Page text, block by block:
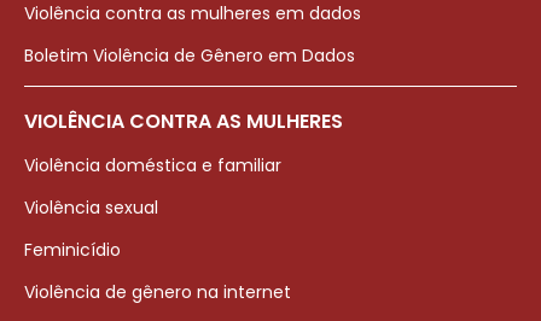
Violência contra as mulheres em dados
Boletim Violência de Gênero em Dados
VIOLÊNCIA CONTRA AS MULHERES
Violência doméstica e familiar
Violência sexual
Feminicídio
Violência de gênero na internet